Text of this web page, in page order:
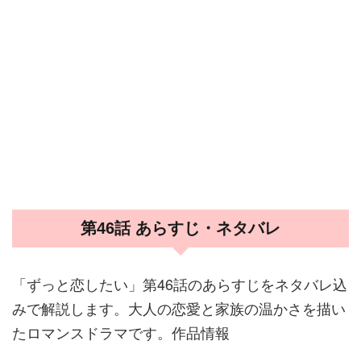
第46話 あらすじ・ネタバレ
「ずっと恋したい」第46話のあらすじをネタバレ込
みで解説します。大人の恋愛と家族の温かさを描い
たロマンスドラマです。作品情報